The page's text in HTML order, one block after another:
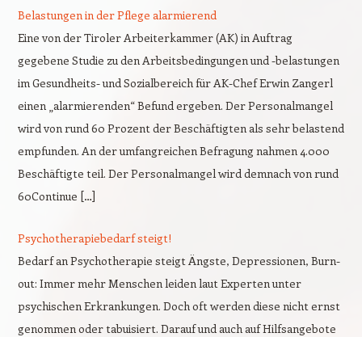
Belastungen in der Pflege alarmierend
Eine von der Tiroler Arbeiterkammer (AK) in Auftrag
gegebene Studie zu den Arbeitsbedingungen und -belastungen
im Gesundheits- und Sozialbereich für AK-Chef Erwin Zangerl
einen „alarmierenden“ Befund ergeben. Der Personalmangel
wird von rund 60 Prozent der Beschäftigten als sehr belastend
empfunden. An der umfangreichen Befragung nahmen 4.000
Beschäftigte teil. Der Personalmangel wird demnach von rund
60Continue […]
Psychotherapiebedarf steigt!
Bedarf an Psychotherapie steigt Ängste, Depressionen, Burn-
out: Immer mehr Menschen leiden laut Experten unter
psychischen Erkrankungen. Doch oft werden diese nicht ernst
genommen oder tabuisiert. Darauf und auch auf Hilfsangebote